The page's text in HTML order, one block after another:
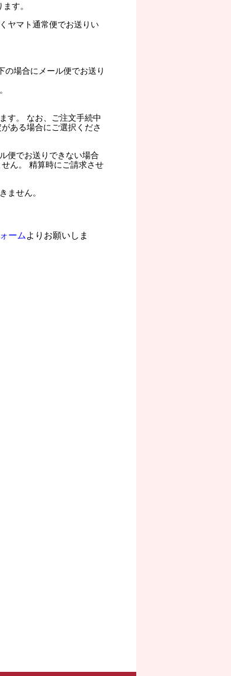
す。
ヤマト通常便でお送りい
場合にメール便でお送り
す。 なお、ご注文手続中
ある場合にご選択くださ
便でお送りできない場合
ん。 精算時にご請求させ
ません。
ームよりお願いしま